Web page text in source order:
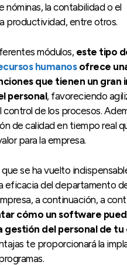
nóminas, la contabilidad o el
productividad, entre otros.
módulos, este tipo
humanosofrece
que tienen un gran
personal, favoreciendo
de los procesos.
de calidad en tiempo real
para la empresa.
se ha vuelto
eficacia del departamento
a continuación, a
cómo un software
gestión del personal de tu
te proporcionará la